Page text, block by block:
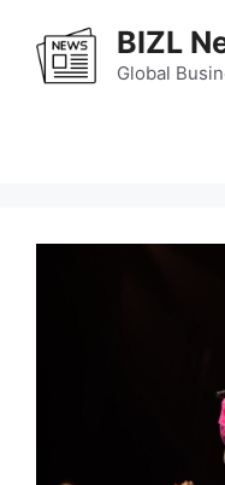
content
BIZL
Global